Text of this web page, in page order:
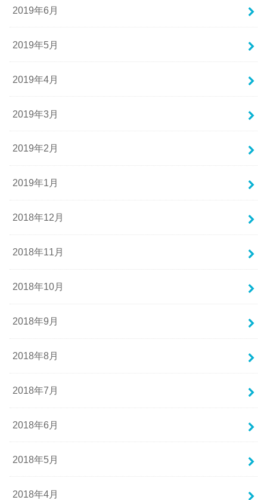
2019年6月
2019年5月
2019年4月
2019年3月
2019年2月
2019年1月
2018年12月
2018年11月
2018年10月
2018年9月
2018年8月
2018年7月
2018年6月
2018年5月
2018年4月